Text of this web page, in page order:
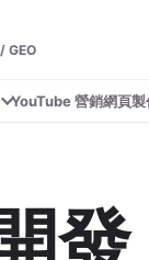
GEO
YouTube 營銷網頁製